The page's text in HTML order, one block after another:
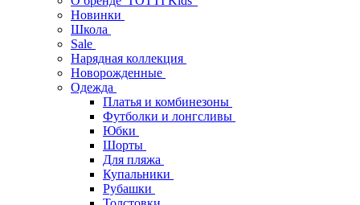
Новинки
Школа
Sale
Нарядная коллекция
Новорожденные
Одежда
Платья и комбинезоны
Футболки и лонгсливы
Юбки
Шорты
Для пляжа
Купальники
Рубашки